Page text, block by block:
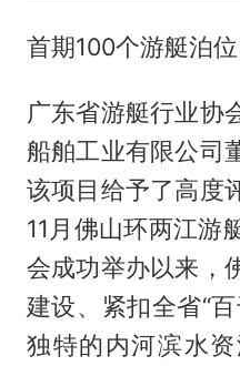
首期100个游艇泊位
广东省游艇行业协
船舶工业有限公司
该项目给予了高度
11月佛山环两江游
会成功举办以来，
建设、紧扣全省“
独特的内河滨水